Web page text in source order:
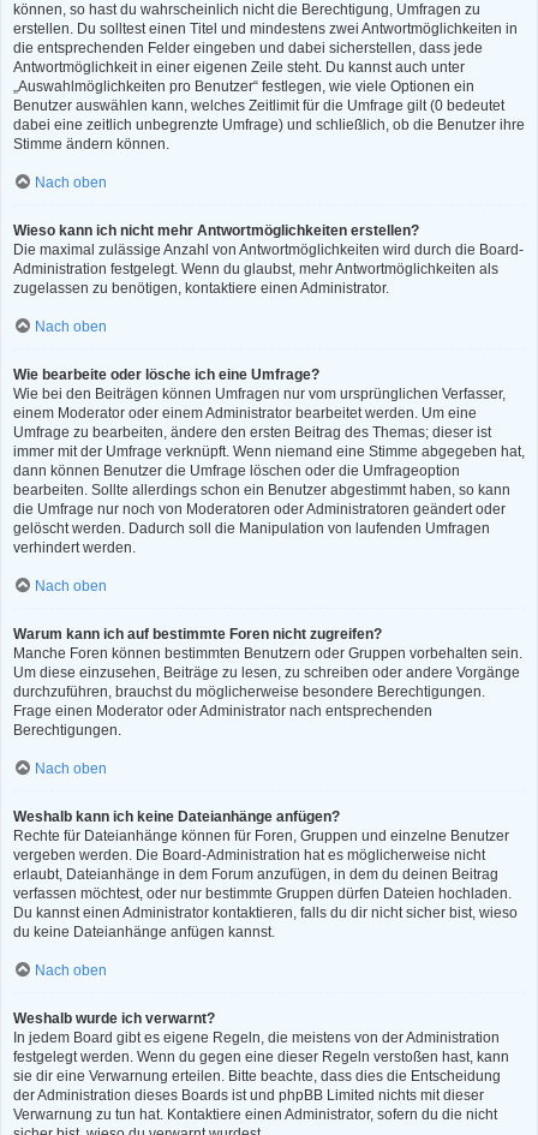
können, so hast du wahrscheinlich nicht die Berechtigung, Umfragen zu
erstellen. Du solltest einen Titel und mindestens zwei Antwortmöglichkeiten in
die entsprechenden Felder eingeben und dabei sicherstellen, dass jede
Antwortmöglichkeit in einer eigenen Zeile steht. Du kannst auch unter
„Auswahlmöglichkeiten pro Benutzer“ festlegen, wie viele Optionen ein
Benutzer auswählen kann, welches Zeitlimit für die Umfrage gilt (0 bedeutet
dabei eine zeitlich unbegrenzte Umfrage) und schließlich, ob die Benutzer ihre
Stimme ändern können.
Nach oben
Wieso kann ich nicht mehr Antwortmöglichkeiten erstellen?
Die maximal zulässige Anzahl von Antwortmöglichkeiten wird durch die Board-
Administration festgelegt. Wenn du glaubst, mehr Antwortmöglichkeiten als
zugelassen zu benötigen, kontaktiere einen Administrator.
Nach oben
Wie bearbeite oder lösche ich eine Umfrage?
Wie bei den Beiträgen können Umfragen nur vom ursprünglichen Verfasser,
einem Moderator oder einem Administrator bearbeitet werden. Um eine
Umfrage zu bearbeiten, ändere den ersten Beitrag des Themas; dieser ist
immer mit der Umfrage verknüpft. Wenn niemand eine Stimme abgegeben hat,
dann können Benutzer die Umfrage löschen oder die Umfrageoption
bearbeiten. Sollte allerdings schon ein Benutzer abgestimmt haben, so kann
die Umfrage nur noch von Moderatoren oder Administratoren geändert oder
gelöscht werden. Dadurch soll die Manipulation von laufenden Umfragen
verhindert werden.
Nach oben
Warum kann ich auf bestimmte Foren nicht zugreifen?
Manche Foren können bestimmten Benutzern oder Gruppen vorbehalten sein.
Um diese einzusehen, Beiträge zu lesen, zu schreiben oder andere Vorgänge
durchzuführen, brauchst du möglicherweise besondere Berechtigungen.
Frage einen Moderator oder Administrator nach entsprechenden
Berechtigungen.
Nach oben
Weshalb kann ich keine Dateianhänge anfügen?
Rechte für Dateianhänge können für Foren, Gruppen und einzelne Benutzer
vergeben werden. Die Board-Administration hat es möglicherweise nicht
erlaubt, Dateianhänge in dem Forum anzufügen, in dem du deinen Beitrag
verfassen möchtest, oder nur bestimmte Gruppen dürfen Dateien hochladen.
Du kannst einen Administrator kontaktieren, falls du dir nicht sicher bist, wieso
du keine Dateianhänge anfügen kannst.
Nach oben
Weshalb wurde ich verwarnt?
In jedem Board gibt es eigene Regeln, die meistens von der Administration
festgelegt werden. Wenn du gegen eine dieser Regeln verstoßen hast, kann
sie dir eine Verwarnung erteilen. Bitte beachte, dass dies die Entscheidung
der Administration dieses Boards ist und phpBB Limited nichts mit dieser
Verwarnung zu tun hat. Kontaktiere einen Administrator, sofern du die nicht